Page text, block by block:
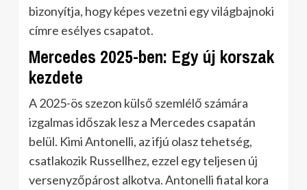
bizonyítja, hogy képes vezetni egy világbajnoki
címre esélyes csapatot.
Mercedes 2025-ben: Egy új korszak
kezdete
A 2025-ös szezon külső szemlélő számára
izgalmas időszak lesz a Mercedes csapatán
belül. Kimi Antonelli, az ifjú olasz tehetség,
csatlakozik Russellhez, ezzel egy teljesen új
versenyzőpárost alkotva. Antonelli fiatal kora